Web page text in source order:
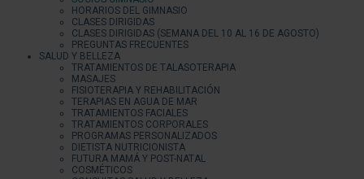
HORARIOS DEL GIMNASIO
CLASES DIRIGIDAS
CLASES DIRIGIDAS (SEMANA DEL 10 AL 16 DE AGOSTO)
PREGUNTAS FRECUENTES
SALUD Y BELLEZA
TRATAMIENTOS DE TALASOTERAPIA
MASAJES
FISIOTERAPIA Y REHABILITACIÓN
TERAPIAS EN AGUA DE MAR
TRATAMIENTOS FACIALES
TRATAMIENTOS CORPORALES
PROGRAMAS PERSONALIZADOS
DIETISTA NUTRICIONISTA
FUTURA MAMÁ Y POST-NATAL
COSMÉTICOS